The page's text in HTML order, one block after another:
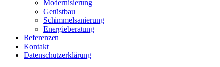
Modernisierung
Gerüstbau
Schimmelsanierung
Energieberatung
Referenzen
Kontakt
Datenschutzerklärung